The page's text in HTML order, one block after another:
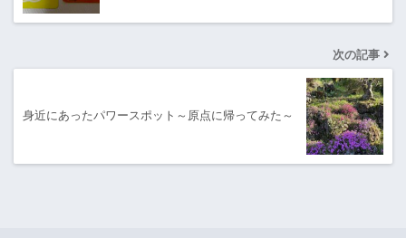
次の記事
身近にあったパワースポット～原点に帰ってみた～